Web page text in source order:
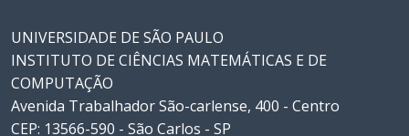
UNIVERSIDADE DE SÃO PAULO
INSTITUTO DE CIÊNCIAS MATEMÁTICAS E DE
COMPUTAÇÃO
Avenida Trabalhador São-carlense, 400 - Centro
CEP: 13566-590 - São Carlos - SP